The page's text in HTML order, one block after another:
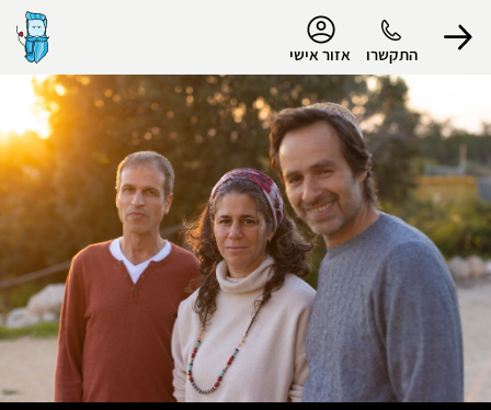
התקשרו אזור אישי
הפרופיל שלי
התנתק